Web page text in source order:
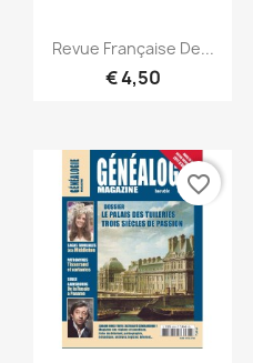
Snel bekijken
Revue Française De...
€ 4,50
favorite_border